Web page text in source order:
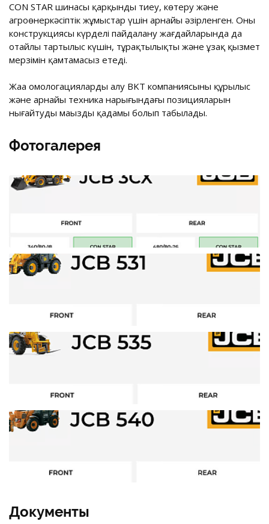
CON STAR шинасы қарқынды тиеу, көтеру және
агроөнеркәсіптік жұмыстар үшін арнайы әзірленген. Оның
конструкциясы күрделі пайдалану жағдайларында да
оңтайлы тартылыс күшін, тұрақтылықты және ұзақ қызмет
мерзімін қамтамасыз етеді.
Жаңа омологацияларды алу BKT компаниясының құрылыс
және арнайы техника нарығындағы позицияларын
нығайтудың маңызды қадамы болып табылады.
Фотогалерея
Документы